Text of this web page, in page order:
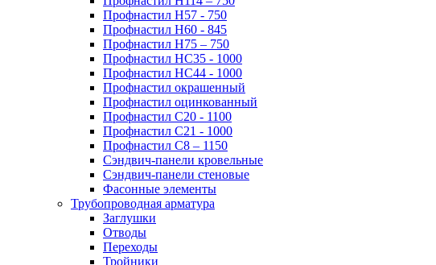
Профнастил Н57 - 750
Профнастил Н60 - 845
Профнастил Н75 – 750
Профнастил НС35 - 1000
Профнастил НС44 - 1000
Профнастил окрашенный
Профнастил оцинкованный
Профнастил С20 - 1100
Профнастил С21 - 1000
Профнастил С8 – 1150
Сэндвич-панели кровельные
Сэндвич-панели стеновые
Фасонные элементы
Трубопроводная арматура
Заглушки
Отводы
Переходы
Тройники